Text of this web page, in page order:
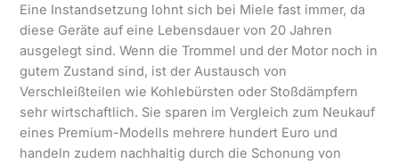
Eine Instandsetzung lohnt sich bei Miele fast immer, da
diese Geräte auf eine Lebensdauer von 20 Jahren
ausgelegt sind. Wenn die Trommel und der Motor noch in
gutem Zustand sind, ist der Austausch von
Verschleißteilen wie Kohlebürsten oder Stoßdämpfern
sehr wirtschaftlich. Sie sparen im Vergleich zum Neukauf
eines Premium-Modells mehrere hundert Euro und
handeln zudem nachhaltig durch die Schonung von